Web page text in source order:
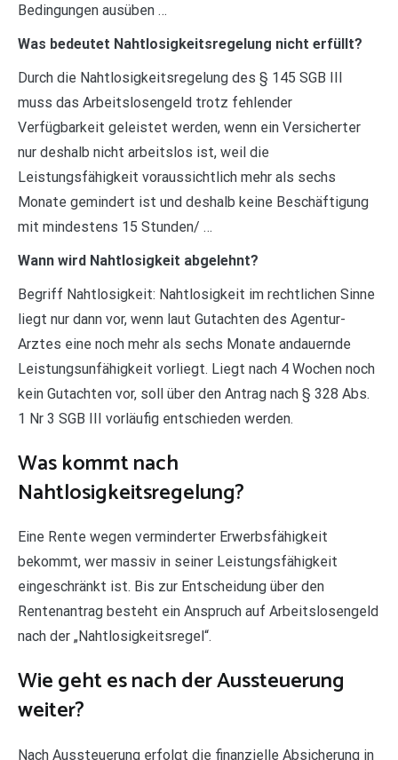
Bedingungen ausüben …
Was bedeutet Nahtlosigkeitsregelung nicht erfüllt?
Durch die Nahtlosigkeitsregelung des § 145 SGB III
muss das Arbeitslosengeld trotz fehlender
Verfügbarkeit geleistet werden, wenn ein Versicherter
nur deshalb nicht arbeitslos ist, weil die
Leistungsfähigkeit voraussichtlich mehr als sechs
Monate gemindert ist und deshalb keine Beschäftigung
mit mindestens 15 Stunden/ …
Wann wird Nahtlosigkeit abgelehnt?
Begriff Nahtlosigkeit: Nahtlosigkeit im rechtlichen Sinne
liegt nur dann vor, wenn laut Gutachten des Agentur-
Arztes eine noch mehr als sechs Monate andauernde
Leistungsunfähigkeit vorliegt. Liegt nach 4 Wochen noch
kein Gutachten vor, soll über den Antrag nach § 328 Abs.
1 Nr 3 SGB III vorläufig entschieden werden.
Was kommt nach
Nahtlosigkeitsregelung?
Eine Rente wegen verminderter Erwerbsfähigkeit
bekommt, wer massiv in seiner Leistungsfähigkeit
eingeschränkt ist. Bis zur Entscheidung über den
Rentenantrag besteht ein Anspruch auf Arbeitslosengeld
nach der „Nahtlosigkeitsregel“.
Wie geht es nach der Aussteuerung
weiter?
Nach Aussteuerung erfolgt die finanzielle Absicherung in